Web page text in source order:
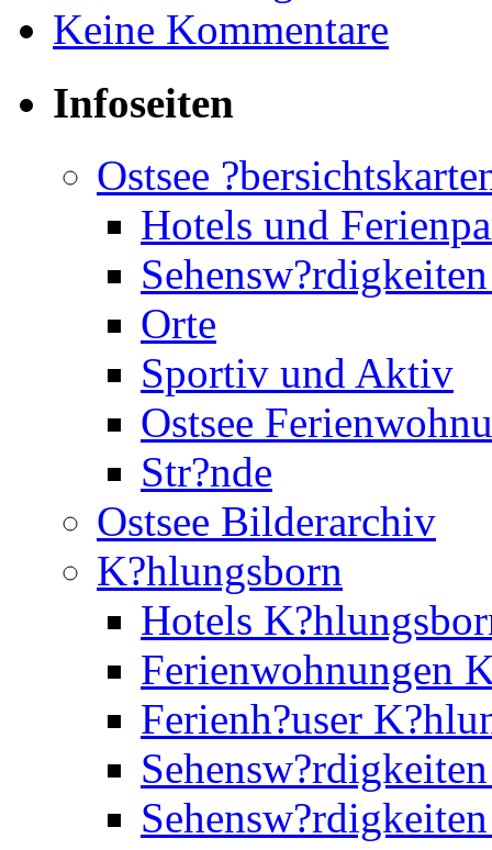
Keine Kommentare
Infoseiten
Ostsee
Hotels und
Orte
Sportiv und Aktiv
Ostsee
Str?nde
Ostsee Bilderarchiv
K?hlungsborn
Hotels
Ferienwohnungen
Ferienh?user